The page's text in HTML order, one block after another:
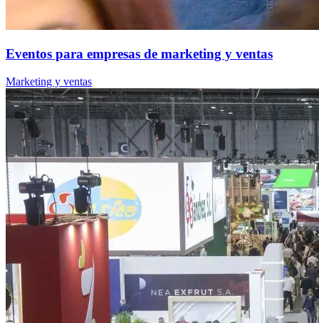
Eventos para empresas de marketing y ventas
Marketing y ventas